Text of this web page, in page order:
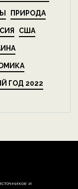
ПРИРОДА
США
ГОД 2022
и